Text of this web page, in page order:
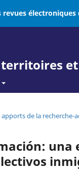
électroniques
de la recherche-
una